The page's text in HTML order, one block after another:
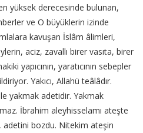
yüksek derecesinde bulunan,
ve O büyüklerin izinde
kavuşan İslâm âlimleri,
aciz, zavallı birer vasıta, birer
yapıcının, yaratıcının sebepler
Yakıcı, Allahü teâlâdır.
yakmak adetidir. Yakmak
İbrahim aleyhisselamı ateşte
adetini bozdu. Nitekim ateşin